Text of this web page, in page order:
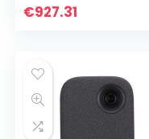
lumen, draadloos,
€927.31